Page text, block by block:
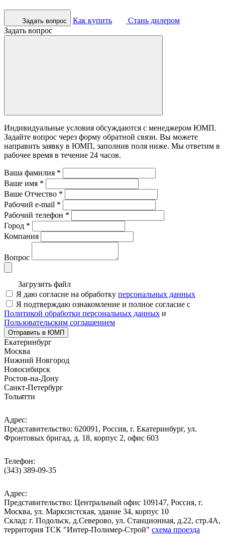
Задать вопрос Как купить
Стань дилером
Задать вопрос
Индивидуальные условия обсуждаются с менеджером ЮМП.
Задайте вопрос через форму обратной связи. Вы можете
направить заявку в ЮМП, заполнив поля ниже. Mы ответим в
рабочее время в течение 24 часов.
Ваша фамилия *
Ваше имя *
Ваше Отчество *
Рабочий e-mail *
Рабочий телефон *
Город *
Компания
Вопрос
Загрузить файл
Я даю согласие на обработку персональных данных
Я подтверждаю ознакомление и полное согласие с
Политикой обработки персональных данных и
Пользовательским соглашением
Отправить в ЮМП
Екатеринбург
Москва
Нижний Новгород
Новосибирск
Ростов-на-Дону
Санкт-Петербург
Тольятти
Адрес:
Представительство: 620091, Россия, г. Екатеринбург, ул.
Фронтовых бригад, д. 18, корпус 2, офис 603
Телефон:
(343) 389-09-35
Адрес:
Представительство: Центральный офис 109147, Россия, г.
Москва, ул. Марксистская, здание 34, корпус 10
Cклад: г. Подольск, д.Северово, ул. Станционная, д.22, стр.4А,
территория ТСК "Интер-Полимер-Строй" схема проезда